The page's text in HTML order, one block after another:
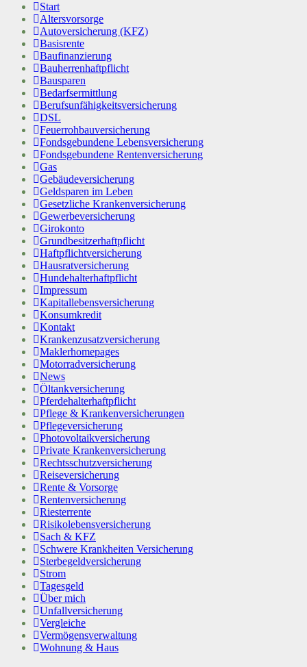
Start
Altersvorsorge
Autoversicherung (KFZ)
Basisrente
Baufinanzierung
Bauherrenhaftpflicht
Bausparen
Bedarfsermittlung
Berufs­unfähigkeitsversicherung
DSL
Feuerrohbauversicherung
Fondsgebundene Lebensversicherung
Fondsgebundene Rentenversicherung
Gas
Gebäudeversicherung
Geldsparen im Leben
Gesetzliche Krankenversicherung
Gewerbeversicherung
Girokonto
Grundbesitzerhaftpflicht
Haftpflichtversicherung
Hausratversicherung
Hundehalterhaftpflicht
Impressum
Kapitallebensversicherung
Konsumkredit
Kontakt
Krankenzusatzversicherung
Maklerhomepages
Motorradversicherung
News
Öltankversicherung
Pferdehalterhaftpflicht
Pflege & Krankenversicherungen
Pflegeversicherung
Photovoltaikversicherung
Private Krankenversicherung
Rechtsschutzversicherung
Reiseversicherung
Rente & Vorsorge
Rentenversicherung
Riesterrente
Risikolebensversicherung
Sach & KFZ
Schwere Krankheiten Versicherung
Sterbegeldversicherung
Strom
Tagesgeld
Über mich
Unfallversicherung
Vergleiche
Vermögensverwaltung
Wohnung & Haus